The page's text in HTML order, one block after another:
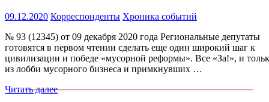
09.12.2020 Корреспонденты Хроника событий
№ 93 (12345) от 09 декабря 2020 года Региональные депутаты
готовятся в первом чтении сделать еще один широкий шаг к
цивилизации и победе «мусорной реформы». Все «За!», и
из лобби мусорного бизнеса и примкнувших …
Читать далее